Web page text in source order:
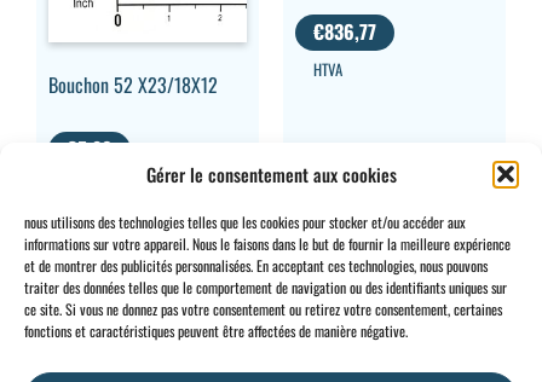
Gérer le consentement aux cookies
nous utilisons des technologies telles que les cookies pour stocker et/ou accéder aux
informations sur votre appareil. Nous le faisons dans le but de fournir la meilleure expérience
et de montrer des publicités personnalisées. En acceptant ces technologies, nous pouvons
traiter des données telles que le comportement de navigation ou des identifiants uniques sur
ce site. Si vous ne donnez pas votre consentement ou retirez votre consentement, certaines
fonctions et caractéristiques peuvent être affectées de manière négative.
Bouchon 52 X23/18X12
€5,80
€836,77
HTVA
CONTACT
+32 2 897 34Rue des
INFO
Conditions BE0734